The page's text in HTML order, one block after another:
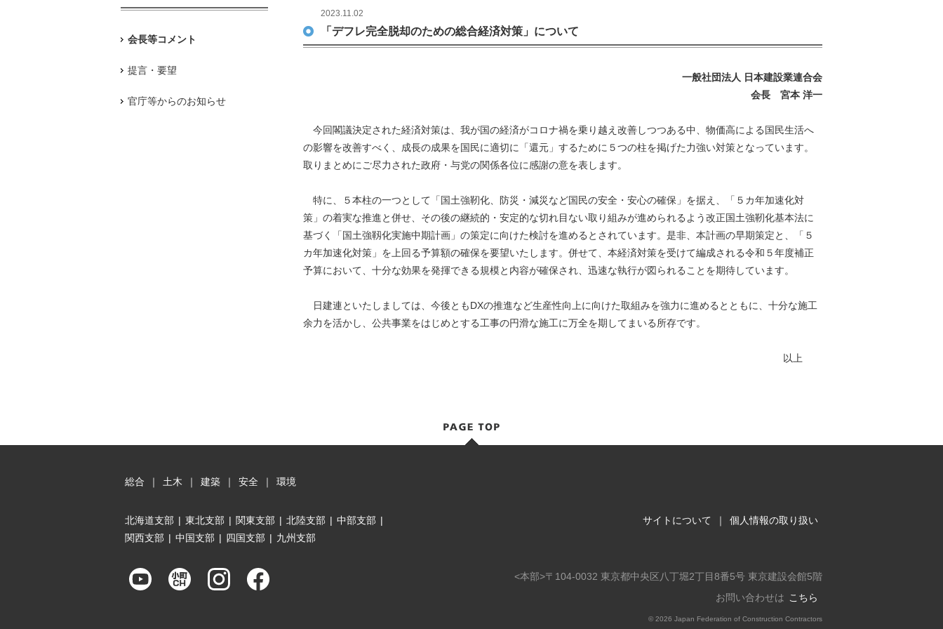
2023.11.02
「デフレ完全脱却のための総合経済対策」について
一般社団法人 日本建設業連合会
会長 宮本 洋一
今回閣議決定された経済対策は、我が国の経済がコロナ禍を乗り越え改善しつつある中、物価高による国民生活へ
の影響を改善すべく、成長の成果を国民に適切に「還元」するために５つの柱を掲げた力強い対策となっています。
取りまとめにご尽力された政府・与党の関係各位に感謝の意を表します。
特に、５本柱の一つとして「国土強靭化、防災・減災など国民の安全・安心の確保」を据え、「５カ年加速化対
策」の着実な推進と併せ、その後の継続的・安定的な切れ目ない取り組みが進められるよう改正国土強靭化基本法に
基づく「国土強靱化実施中期計画」の策定に向けた検討を進めるとされています。是非、本計画の早期策定と、「５
カ年加速化対策」を上回る予算額の確保を要望いたします。併せて、本経済対策を受けて編成される令和５年度補正
予算において、十分な効果を発揮できる規模と内容が確保され、迅速な執行が図られることを期待しています。
日建連といたしましては、今後ともDXの推進など生産性向上に向けた取組みを強力に進めるとともに、十分な施工
余力を活かし、公共事業をはじめとする工事の円滑な施工に万全を期してまいる所存です。
以上
会長等コメント
提言・要望
官庁等からのお知らせ
総合 ｜ 土木 ｜ 建築 ｜ 安全 ｜ 環境
サイトについて ｜ 個人情報の取り扱い
北海道支部 | 東北支部 | 関東支部 | 北陸支部 | 中部支部 |
関西支部 | 中国支部 | 四国支部 | 九州支部
<本部>〒104-0032 東京都中央区八丁堀2丁目8番5号 東京建設会館5階
お問い合わせは こちら
© 2026 Japan Federation of Construction Contractors